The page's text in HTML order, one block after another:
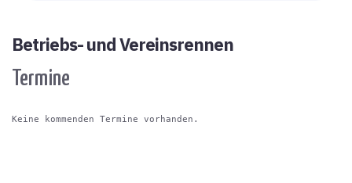
Betriebs- und Vereinsrennen
Termine
Keine kommenden Termine vorhanden.